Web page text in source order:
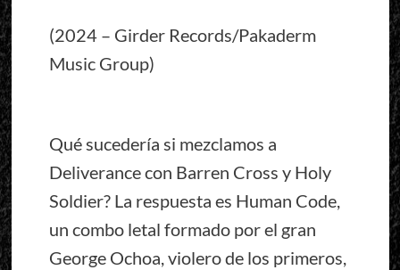
(2024 – Girder Records/Pakaderm
Music Group)
Qué sucedería si mezclamos a
Deliverance con Barren Cross y Holy
Soldier? La respuesta es Human Code,
un combo letal formado por el gran
George Ochoa, violero de los primeros,